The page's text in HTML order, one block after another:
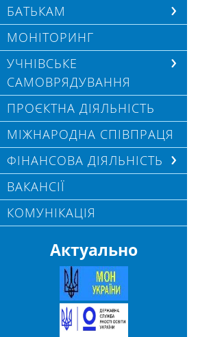
БАТЬКАМ
МОНІТОРИНГ
УЧНІВСЬКЕ
САМОВРЯДУВАННЯ
ПРОЄКТНА ДІЯЛЬНІСТЬ
МІЖНАРОДНА СПІВПРАЦЯ
ФІНАНСОВА ДІЯЛЬНІСТЬ
ВАКАНСІЇ
КОМУНІКАЦІЯ
Актуально